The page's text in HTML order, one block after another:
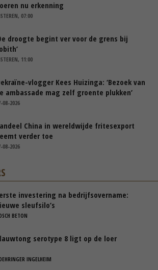
nu erkenning
07:00
droogte begint ver voor de grens bij
11:00
vlogger Kees Huizinga: ‘Bezoek van
ambassade mag zelf groente plukken’
08-2026
China in wereldwijde fritesexport
verder toe
08-2026
investering na bedrijfsovername:
sleufsilo’s
BETON
serotype 8 ligt op de loer
INGELHEIM